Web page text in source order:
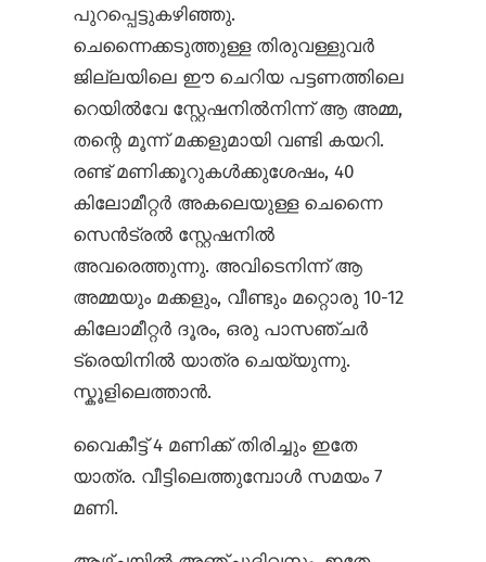
പുറപ്പെട്ടുകഴിഞ്ഞു.
ചെന്നൈക്കടുത്തുള്ള തിരുവള്ളുവർ
ജില്ലയിലെ ഈ ചെറിയ പട്ടണത്തിലെ
റെയിൽ‌വേ സ്റ്റേഷനിൽനിന്ന് ആ അമ്മ,
തന്റെ മൂന്ന് മക്കളുമായി വണ്ടി കയറി.
രണ്ട് മണിക്കൂറുകൾക്കുശേഷം, 40
കിലോമീറ്റർ അകലെയുള്ള ചെന്നൈ
സെൻ‌ട്രൽ സ്റ്റേഷനിൽ
അവരെത്തുന്നു. അവിടെനിന്ന് ആ
അമ്മയും മക്കളും, വീണ്ടും മറ്റൊരു 10-12
കിലോമീറ്റർ ദൂരം, ഒരു പാസഞ്ചർ
ട്രെയിനിൽ യാത്ര ചെയ്യുന്നു.
സ്കൂളിലെത്താൻ.
വൈകീട്ട് 4 മണിക്ക് തിരിച്ചും ഇതേ
യാത്ര. വീട്ടിലെത്തുമ്പോൾ സമയം 7
മണി.